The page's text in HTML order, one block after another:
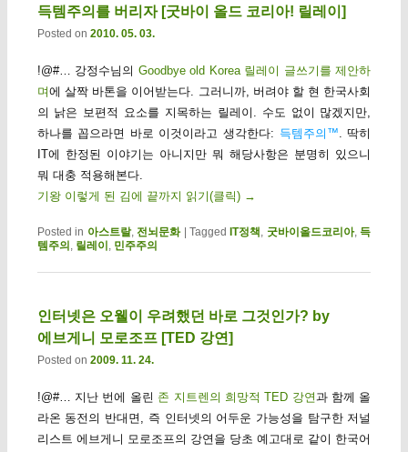
득템주의를 버리자 [굿바이 올드 코리아! 릴레이]
Posted on 2010. 05. 03.
!@#… 강정수님의 Goodbye old Korea 릴레이 글쓰기를 제안하
며에 살짝 바톤을 이어받는다. 그러니까, 버려야 할 현 한국사회
의 낡은 보편적 요소를 지목하는 릴레이. 수도 없이 많겠지만,
하나를 꼽으라면 바로 이것이라고 생각한다: 득템주의™ . 딱히
IT에 한정된 이야기는 아니지만 뭐 해당사항은 분명히 있으니
뭐 대충 적용해본다.
기왕 이렇게 된 김에 끝까지 읽기(클릭) →
Posted in 아스트랄, 전뇌문화 Tagged IT정책 , 굿바이올드코리아,득
템주의 , 릴레이 , 민주주의
인터넷은 오웰이 우려했던 바로 그것인가? by
에브게니 모로조프 [TED 강연]
Posted on 2009. 11. 24.
!@#… 지난 번에 올린 존 지트렌의 희망적 TED 강연과 함께 올
라온 동전의 반대면, 즉 인터넷의 어두운 가능성을 탐구한 저널
리스트 에브게니 모로조프의 강연을 당초 예고대로 같이 한국어